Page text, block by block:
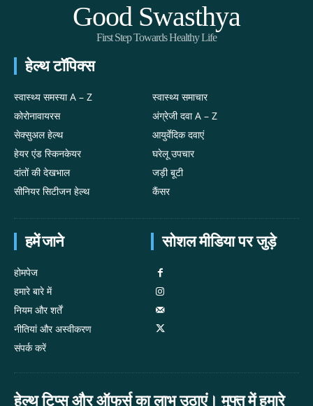
Good Swasthya
First Step Towards Healthy Life
हेल्थ टॉपिक्स
स्वास्थ्य समस्या A – Z
कोरोनावायरस
सेक्सुअल हेल्थ
हेयर एंड स्किनकेयर
दांतों की देखभाल
सीनियर सिटीजन हेल्थ
स्वास्थ्य समाचार
अंग्रेजी दवा A – Z
आयुर्वेदिक दवाएं
घरेलू उपचार
जड़ी बूटी
कैंसर
हमें जाने
होमपेज
हमारे बारे में
नियम और शर्तें
नीतियां और अस्वीकरण
संपर्क करें
सोशल मीडिया पर जुड़े
हेल्थ टिप्स और ऑफर्स का लाभ उठाएं। मुफ्त में हमारे